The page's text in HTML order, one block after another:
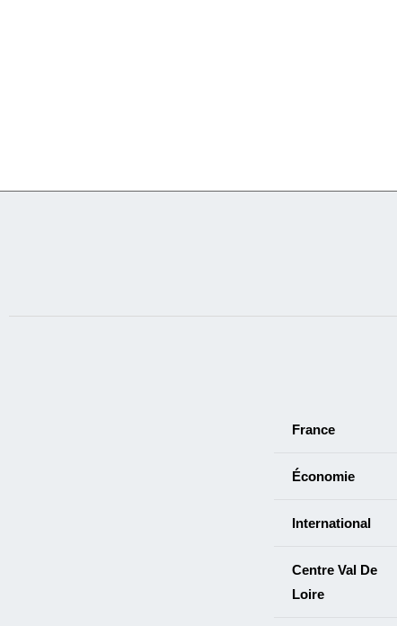
France
Économie
International
Centre Val De
Loire